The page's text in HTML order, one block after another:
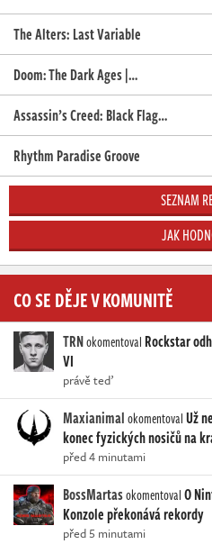
The Alters: Last Variable
Doom: The Dark Ages |…
Assassin’s Creed: Black Flag…
Rhythm Paradise Groove
SEZNAM
JAK
CO SE DĚJE V KOMUNITĚ
TRNokomentoval Rockstar
VI
právě teď
MaxianimalokomentovalUž
konec fyzických nosičů na
před 4 minutami
BossMartasokomentovalO
Konzole překonává rekordy
před 5 minutami